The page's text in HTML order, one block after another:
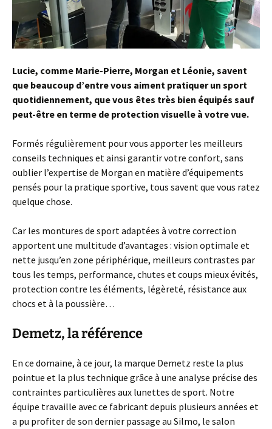
Lucie, comme Marie-Pierre, Morgan et Léonie, savent
que beaucoup d’entre vous aiment pratiquer un sport
quotidiennement, que vous êtes très bien équipés sauf
peut-être en terme de protection visuelle à votre vue.
Formés régulièrement pour vous apporter les meilleurs
conseils techniques et ainsi garantir votre confort, sans
oublier l’expertise de Morgan en matière d’équipements
pensés pour la pratique sportive, tous savent que vous ratez
quelque chose.
Car les montures de sport adaptées à votre correction
apportent une multitude d’avantages : vision optimale et
nette jusqu’en zone périphérique, meilleurs contrastes par
tous les temps, performance, chutes et coups mieux évités,
protection contre les éléments, légèreté, résistance aux
chocs et à la poussière…
Demetz, la référence
En ce domaine, à ce jour, la marque Demetz reste la plus
pointue et la plus technique grâce à une analyse précise des
contraintes particulières aux lunettes de sport. Notre
équipe travaille avec ce fabricant depuis plusieurs années et
a pu profiter de son dernier passage au Silmo, le salon